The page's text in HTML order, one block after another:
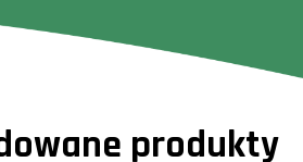
produkty